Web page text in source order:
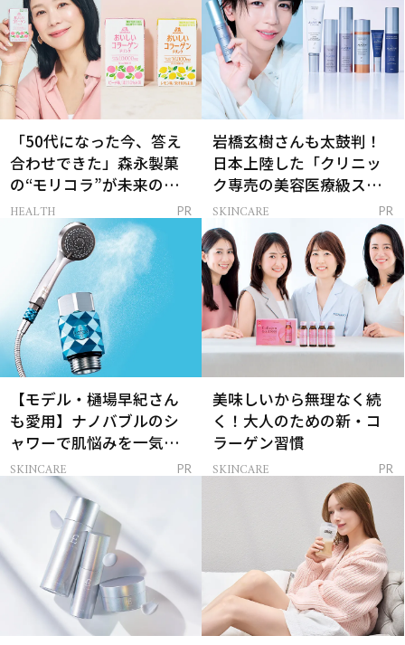
「50代になった今、答え
合わせできた」森永製菓
の“モリコラ”が未来のキ
レイを連れてくる！
HEALTH PR
岩橋玄樹さんも太鼓判！
日本上陸した「クリニッ
ク専売の美容医療級スキ
ンケア」
SKINCARE PR
【モデル・樋場早紀さん
も愛用】ナノバブルのシ
ャワーで肌悩みを一気に
解決
SKINCARE PR
美味しいから無理なく続
く！大人のための新・コ
ラーゲン習慣
SKINCARE PR